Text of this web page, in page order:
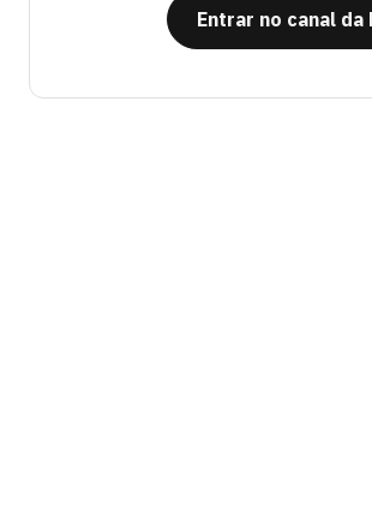
Entrar no canal da